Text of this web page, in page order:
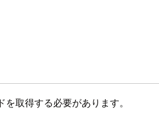
取得する必要があります。